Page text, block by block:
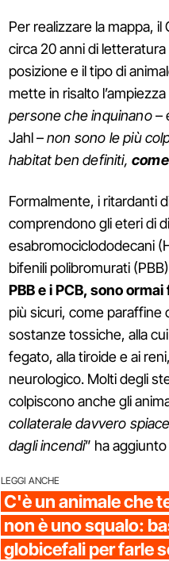
Per realizzare la mappa,
circa 20 anni di
posizione e il tipo di
mette in risalto
persone che inquinano–
Jahl –non sono le più
habitat ben definiti,
Formalmente, i ritardanti
comprendono gli eteri di
esabromociclododecani
bifenili polibromurati
PBB e i PCB, sono
più sicuri, come
sostanze tossiche, alla
fegato, alla tiroide e ai
neurologico. Molti degli
colpiscono anche gli
collaterale davvero
dagli incendi” ha aggiunto
LEGGI ANCHE
C'è un animale che
non è uno squalo:
globicefali per farle